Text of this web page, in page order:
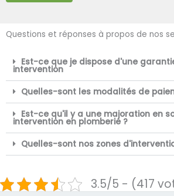
Questions et réponses à propos de nos
Est-ce que je dispose d'une
intervention
Quelles-sont les modalités de
Est-ce qu'il y a une majoration en
intervention en plomberie ?
Quelles-sont nos zones
3.5/5 - (417